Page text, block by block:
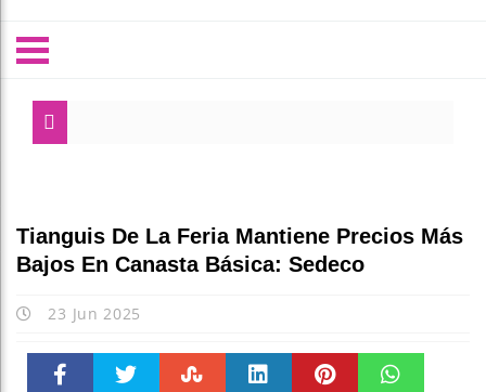
Tianguis De La Feria Mantiene Precios Más
Bajos En Canasta Básica: Sedeco
23 Jun 2025